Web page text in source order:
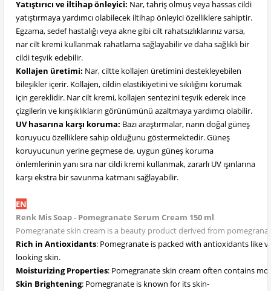
Yatıştırıcı ve iltihap önleyici: Nar, tahriş olmuş veya hassas cildi
yatıştırmaya yardımcı olabilecek iltihap önleyici özelliklere sahiptir.
Egzama, sedef hastalığı veya akne gibi cilt rahatsızlıklarınız varsa,
nar cilt kremi kullanmak rahatlama sağlayabilir ve daha sağlıklı bir
cildi teşvik edebilir.
Kollajen üretimi: Nar, ciltte kollajen üretimini destekleyebilen
bileşikler içerir. Kollajen, cildin elastikiyetini ve sıkılığını korumak
için gereklidir. Nar cilt kremi, kollajen sentezini teşvik ederek ince
çizgilerin ve kırışıklıkların görünümünü azaltmaya yardımcı olabilir.
UV hasarına karşı koruma: Bazı araştırmalar, narın doğal güneş
koruyucu özelliklere sahip olduğunu göstermektedir. Güneş
koruyucunun yerine geçmese de, uygun güneş koruma
önlemlerinin yanı sıra nar cildi kremi kullanmak, zararlı UV ışınlarına
karşı ekstra bir savunma katmanı sağlayabilir.
EN
Renk Mis Soap - Pomegranate Serum Cream 150 ml
Pomegranate skin cream is a beauty product derived from
Rich in Antioxidants: Pomegranate is packed with antioxidants like
looking skin.
Moisturizing Properties: Pomegranate skin cream often contains
Skin Brightening: Pomegranate is known for its skin-